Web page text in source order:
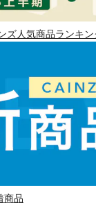
ズ人気商品ランキン
商品